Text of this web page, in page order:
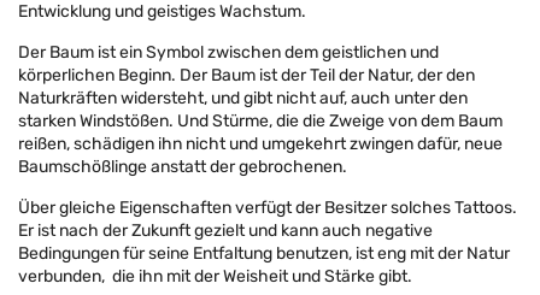
Entwicklung und geistiges Wachstum.
Der Baum ist ein Symbol zwischen dem geistlichen und
körperlichen Beginn. Der Baum ist der Teil der Natur, der den
Naturkräften widersteht, und gibt nicht auf, auch unter den
starken Windstößen. Und Stürme, die die Zweige von dem Baum
reißen, schädigen ihn nicht und umgekehrt zwingen dafür, neue
Baumschößlinge anstatt der gebrochenen.
Über gleiche Eigenschaften verfügt der Besitzer solches Tattoos.
Er ist nach der Zukunft gezielt und kann auch negative
Bedingungen für seine Entfaltung benutzen, ist eng mit der Natur
verbunden, die ihn mit der Weisheit und Stärke gibt.